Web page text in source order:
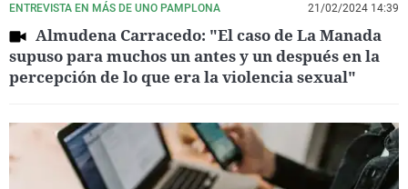
ENTREVISTA EN MÁS DE UNO PAMPLONA 21/02/2024 14:39
Almudena Carracedo: "El caso de La Manada
supuso para muchos un antes y un después en la
percepción de lo que era la violencia sexual"